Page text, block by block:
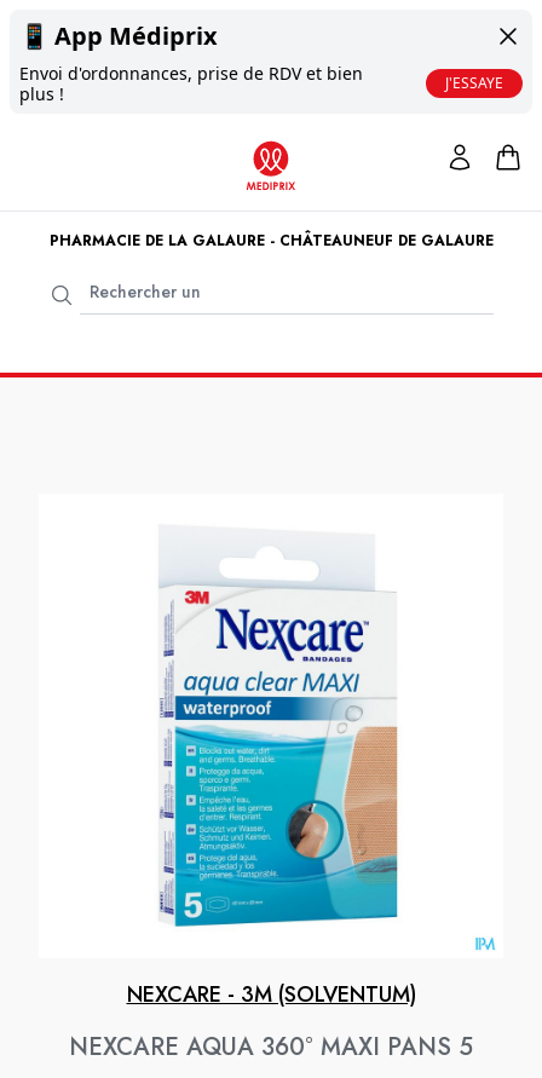
📱 App Médiprix
Envoi d'ordonnances, prise de RDV et bien
plus !
J'ESSAYE
PHARMACIE DE LA GALAURE - CHÂTEAUNEUF DE GALAURE
NEXCARE - 3M (SOLVENTUM)
NEXCARE AQUA 360° MAXI PANS 5